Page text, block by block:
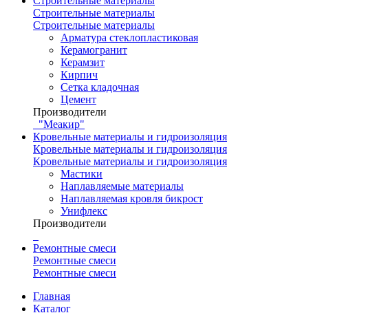
Строительные материалы
Строительные материалы
Арматура стеклопластиковая
Керамогранит
Керамзит
Кирпич
Сетка кладочная
Цемент
Производители
"Меакир"
Кровельные материалы и гидроизоляция
Кровельные материалы и гидроизоляция
Кровельные материалы и гидроизоляция
Мастики
Наплавляемые материалы
Наплавляемая кровля бикрост
Унифлекс
Производители
Ремонтные смеси
Ремонтные смеси
Ремонтные смеси
Главная
Каталог